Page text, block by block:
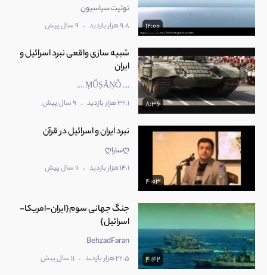
12:00
توئیت سیاسیون
9.8 هزار بازدید . 9 سال پیش
8:36
شبیه سازی واقعی نبرد اسرائیل و
ایران
.... ṂṺṢᾸṆṎ ....
32.1 هزار بازدید . 9 سال پیش
4:03
نبرد ایران و اسرائیل در قرآن
ღساراღ
14.1 هزار بازدید . 11 سال پیش
4:42
جنگ جهانی سوم{ایران-امریکا-
اسرائیل}
BehzadFaran
22.5 هزار بازدید . 11 سال پیش